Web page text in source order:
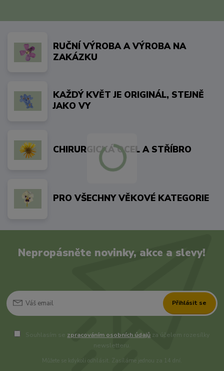
RUČNÍ VÝROBA A VÝROBA NA
ZAKÁZKU
KAŽDÝ KVĚT JE ORIGINÁL, STEJNĚ
JAKO VY
CHIRURGICKÁ OCEL A STŘÍBRO
PRO VŠECHNY VĚKOVÉ KATEGORIE
Nepropásněte novinky, akce a slevy!
Přihlásit se
Souhlasím se zpracováním osobních údajů za účelem rozesílky
newsletteru.
Můžete se kdykoli odhlásit. Zasíláme jednou za 14 dní.